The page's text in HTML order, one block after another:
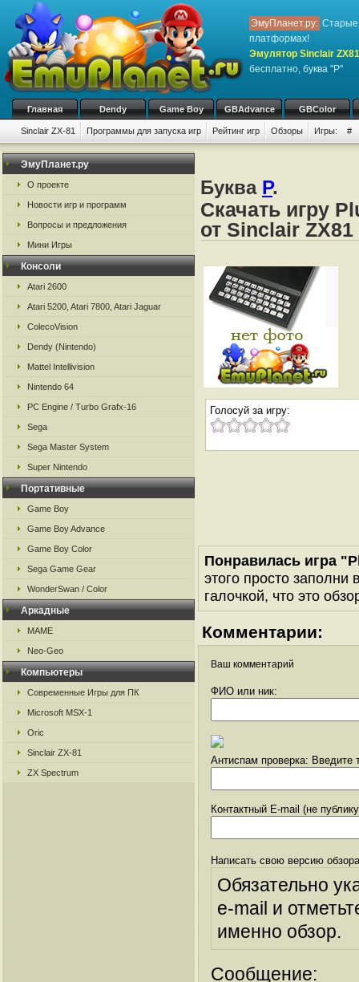
ЭмуПланет.ру: Старые
платформах!
Эмулятор Sinclair ZX81
бесплатно, буква "P"
Главная Dendy Game Boy GBAdvance GBColor
Sinclair ZX-81 Программы для запуска игр Рейтинг игр Обзоры Игры: #
ЭмуПланет.ру
О проекте
Новости игр и программ
Вопросы и предложения
Мини Игры
Консоли
Atari 2600
Atari 5200, Atari 7800, Atari Jaguar
ColecoVision
Dendy (Nintendo)
Mattel Intellivision
Nintendo 64
PC Engine / Turbo Grafx-16
Sega
Sega Master System
Super Nintendo
Портативные
Game Boy
Game Boy Advance
Game Boy Color
Sega Game Gear
WonderSwan / Color
Аркадные
MAME
Neo-Geo
Компьютеры
Современные Игры для ПК
Microsoft MSX-1
Oric
Sinclair ZX-81
ZX Spectrum
Буква P.
Скачать игру
от Sinclair ZX81
Голосуй за игру:
Понравилась игра
этого просто заполни
галочкой, что это
Комментарии:
Ваш комментарий
ФИО или ник:
Антиспам проверка: Введите
Контактный E-mail (не
Написать свою версию
Обязательно
e-mail и
именно обзор.
Сообщение: